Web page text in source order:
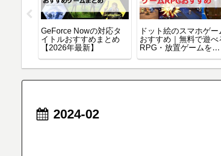
GeForce Nowの対応タ
イトルおすすめまとめ
【2026年最新】
ドット絵のスマホゲー
おすすめ｜無料で遊べ
RPG・放置ゲームを厳
2024-02